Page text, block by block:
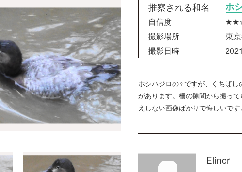
推察される和名 ホ
自信度
撮影場所
東
撮影日時
ホシハジロの♀ですが、くちば
があります。柵の隙間から撮っ
えしない画像ばかりで悔しいです
Elinor